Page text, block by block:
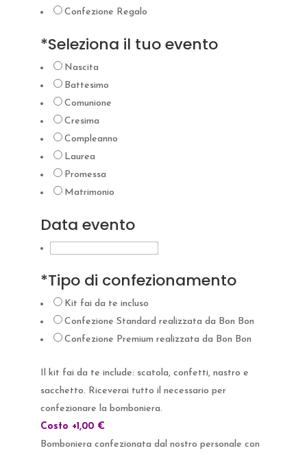
Confezione Regalo
*Seleziona il tuo evento
Nascita
Battesimo
Comunione
Cresima
Compleanno
Laurea
Promessa
Matrimonio
Data evento
*Tipo di confezionamento
Kit fai da te incluso
Confezione Standard realizzata da Bon Bon
Confezione Premium realizzata da Bon Bon
Il kit fai da te include: scatola, confetti, nastro e
sacchetto. Riceverai tutto il necessario per
confezionare la bomboniera.
Costo +1,00 €
Bomboniera confezionata dal nostro personale con